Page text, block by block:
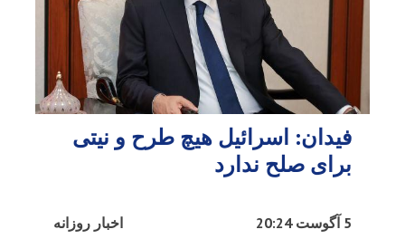
فیدان: اسرائیل هیچ طرح و نیتی
برای صلح ندارد
اخبار روزانه 5 آگوست 20:24